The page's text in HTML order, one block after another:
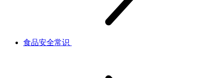
食品安全常识